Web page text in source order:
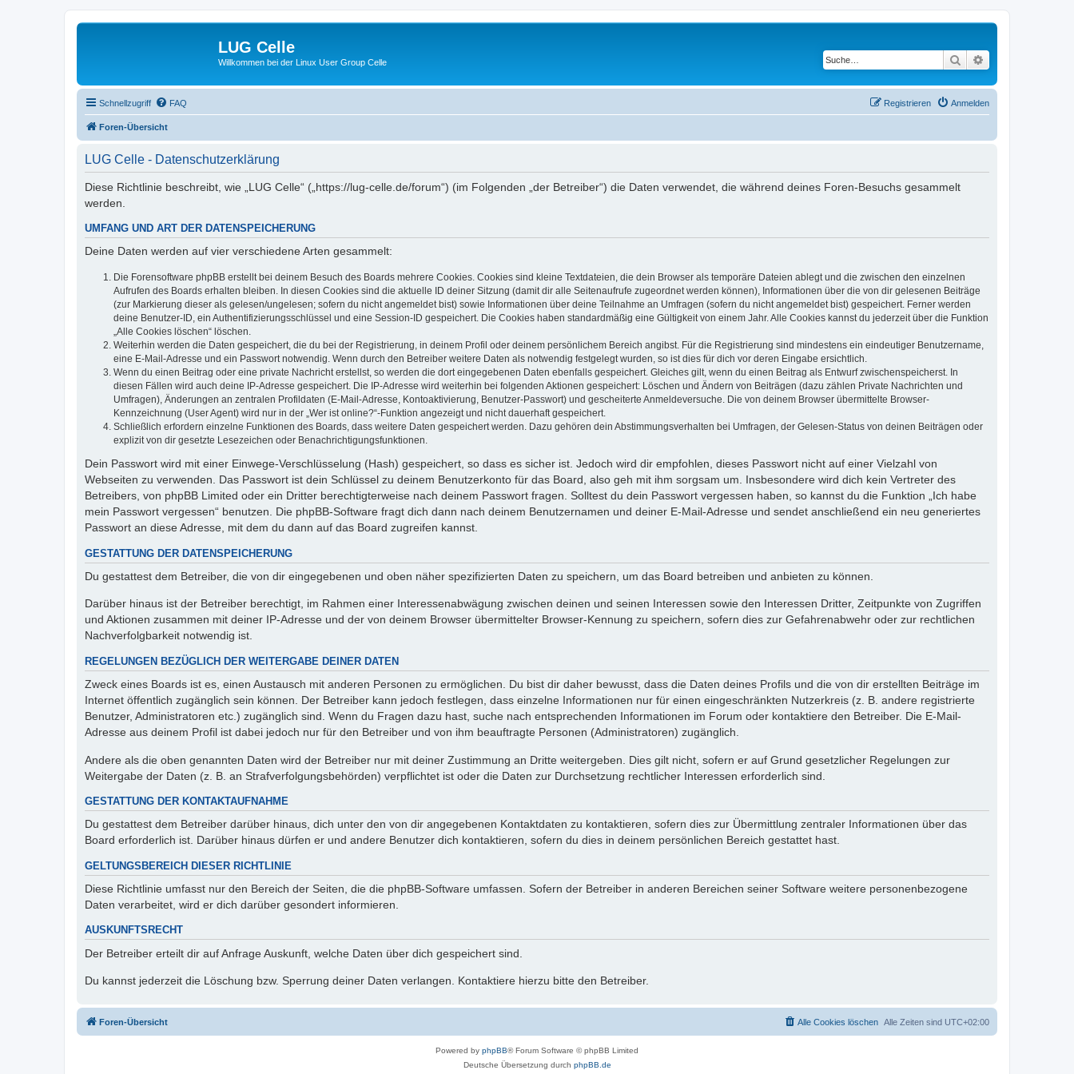
LUG Celle
Willkommen bei der Linux User Group Celle Suche
Schnellzugriff FAQ Anmelden
Registrieren
Foren-Übersicht
LUG Celle - Datenschutzerklärung
Diese Richtlinie beschreibt, wie „LUG Celle“ („https://lug-celle.de/forum“) (im Folgenden „der Betreiber“) die Daten verwendet, die während deines Foren-Besuchs gesammelt
werden.
UMFANG UND ART DER DATENSPEICHERUNG
Deine Daten werden auf vier verschiedene Arten gesammelt:
Die Forensoftware phpBB erstellt bei deinem Besuch des Boards mehrere Cookies. Cookies sind kleine Textdateien, die dein Browser als temporäre Dateien ablegt und die zwischen den einzelnen
Aufrufen des Boards erhalten bleiben. In diesen Cookies sind die aktuelle ID deiner Sitzung (damit dir alle Seitenaufrufe zugeordnet werden können), Informationen über die von dir gelesenen Beiträge
(zur Markierung dieser als gelesen/ungelesen; sofern du nicht angemeldet bist) sowie Informationen über deine Teilnahme an Umfragen (sofern du nicht angemeldet bist) gespeichert. Ferner werden
deine Benutzer-ID, ein Authentifizierungsschlüssel und eine Session-ID gespeichert. Die Cookies haben standardmäßig eine Gültigkeit von einem Jahr. Alle Cookies kannst du jederzeit über die Funktion
„Alle Cookies löschen“ löschen.
Weiterhin werden die Daten gespeichert, die du bei der Registrierung, in deinem Profil oder deinem persönlichem Bereich angibst. Für die Registrierung sind mindestens ein eindeutiger Benutzername,
eine E-Mail-Adresse und ein Passwort notwendig. Wenn durch den Betreiber weitere Daten als notwendig festgelegt wurden, so ist dies für dich vor deren Eingabe ersichtlich.
Wenn du einen Beitrag oder eine private Nachricht erstellst, so werden die dort eingegebenen Daten ebenfalls gespeichert. Gleiches gilt, wenn du einen Beitrag als Entwurf zwischenspeicherst. In
diesen Fällen wird auch deine IP-Adresse gespeichert. Die IP-Adresse wird weiterhin bei folgenden Aktionen gespeichert: Löschen und Ändern von Beiträgen (dazu zählen Private Nachrichten und
Umfragen), Änderungen an zentralen Profildaten (E-Mail-Adresse, Kontoaktivierung, Benutzer-Passwort) und gescheiterte Anmeldeversuche. Die von deinem Browser übermittelte Browser-
Kennzeichnung (User Agent) wird nur in der „Wer ist online?“-Funktion angezeigt und nicht dauerhaft gespeichert.
Schließlich erfordern einzelne Funktionen des Boards, dass weitere Daten gespeichert werden. Dazu gehören dein Abstimmungsverhalten bei Umfragen, der Gelesen-Status von deinen Beiträgen oder
explizit von dir gesetzte Lesezeichen oder Benachrichtigungsfunktionen.
Dein Passwort wird mit einer Einwege-Verschlüsselung (Hash) gespeichert, so dass es sicher ist. Jedoch wird dir empfohlen, dieses Passwort nicht auf einer Vielzahl von
Webseiten zu verwenden. Das Passwort ist dein Schlüssel zu deinem Benutzerkonto für das Board, also geh mit ihm sorgsam um. Insbesondere wird dich kein Vertreter des
Betreibers, von phpBB Limited oder ein Dritter berechtigterweise nach deinem Passwort fragen. Solltest du dein Passwort vergessen haben, so kannst du die Funktion „Ich habe
mein Passwort vergessen“ benutzen. Die phpBB-Software fragt dich dann nach deinem Benutzernamen und deiner E-Mail-Adresse und sendet anschließend ein neu generiertes
Passwort an diese Adresse, mit dem du dann auf das Board zugreifen kannst.
GESTATTUNG DER DATENSPEICHERUNG
Du gestattest dem Betreiber, die von dir eingegebenen und oben näher spezifizierten Daten zu speichern, um das Board betreiben und anbieten zu können.
Darüber hinaus ist der Betreiber berechtigt, im Rahmen einer Interessenabwägung zwischen deinen und seinen Interessen sowie den Interessen Dritter, Zeitpunkte von Zugriffen
und Aktionen zusammen mit deiner IP-Adresse und der von deinem Browser übermittelter Browser-Kennung zu speichern, sofern dies zur Gefahrenabwehr oder zur rechtlichen
Nachverfolgbarkeit notwendig ist.
REGELUNGEN BEZÜGLICH DER WEITERGABE DEINER DATEN
Zweck eines Boards ist es, einen Austausch mit anderen Personen zu ermöglichen. Du bist dir daher bewusst, dass die Daten deines Profils und die von dir erstellten Beiträge im
Internet öffentlich zugänglich sein können. Der Betreiber kann jedoch festlegen, dass einzelne Informationen nur für einen eingeschränkten Nutzerkreis (z. B. andere registrierte
Benutzer, Administratoren etc.) zugänglich sind. Wenn du Fragen dazu hast, suche nach entsprechenden Informationen im Forum oder kontaktiere den Betreiber. Die E-Mail-
Adresse aus deinem Profil ist dabei jedoch nur für den Betreiber und von ihm beauftragte Personen (Administratoren) zugänglich.
Andere als die oben genannten Daten wird der Betreiber nur mit deiner Zustimmung an Dritte weitergeben. Dies gilt nicht, sofern er auf Grund gesetzlicher Regelungen zur
Weitergabe der Daten (z. B. an Strafverfolgungsbehörden) verpflichtet ist oder die Daten zur Durchsetzung rechtlicher Interessen erforderlich sind.
GESTATTUNG DER KONTAKTAUFNAHME
Du gestattest dem Betreiber darüber hinaus, dich unter den von dir angegebenen Kontaktdaten zu kontaktieren, sofern dies zur Übermittlung zentraler Informationen über das
Board erforderlich ist. Darüber hinaus dürfen er und andere Benutzer dich kontaktieren, sofern du dies in deinem persönlichen Bereich gestattet hast.
GELTUNGSBEREICH DIESER RICHTLINIE
Diese Richtlinie umfasst nur den Bereich der Seiten, die die phpBB-Software umfassen. Sofern der Betreiber in anderen Bereichen seiner Software weitere personenbezogene
Daten verarbeitet, wird er dich darüber gesondert informieren.
AUSKUNFTSRECHT
Der Betreiber erteilt dir auf Anfrage Auskunft, welche Daten über dich gespeichert sind.
Du kannst jederzeit die Löschung bzw. Sperrung deiner Daten verlangen. Kontaktiere hierzu bitte den Betreiber.
Foren-Übersicht Alle Zeiten sind UTC+02:00
Alle Cookies löschen
Powered by phpBB® Forum Software © phpBB Limited
Deutsche Übersetzung durch phpBB.de